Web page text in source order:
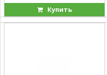
Купить